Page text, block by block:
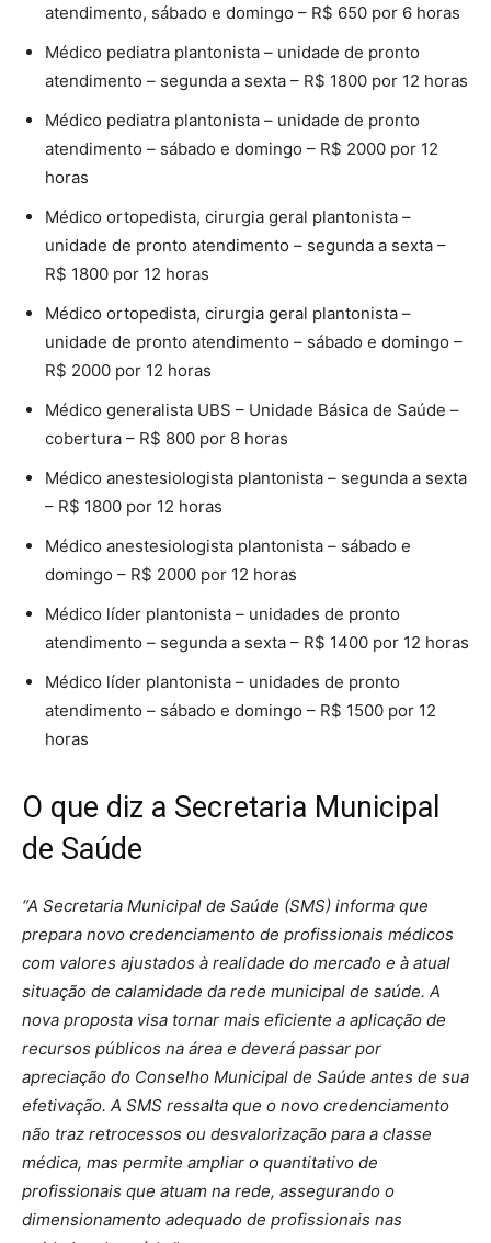
atendimento, sábado e domingo – R$ 650 por 6 horas
Médico pediatra plantonista – unidade de pronto
atendimento – segunda a sexta – R$ 1800 por 12 horas
Médico pediatra plantonista – unidade de pronto
atendimento – sábado e domingo – R$ 2000 por 12
horas
Médico ortopedista, cirurgia geral plantonista –
unidade de pronto atendimento – segunda a sexta –
R$ 1800 por 12 horas
Médico ortopedista, cirurgia geral plantonista –
unidade de pronto atendimento – sábado e domingo –
R$ 2000 por 12 horas
Médico generalista UBS – Unidade Básica de Saúde –
cobertura – R$ 800 por 8 horas
Médico anestesiologista plantonista – segunda a sexta
– R$ 1800 por 12 horas
Médico anestesiologista plantonista – sábado e
domingo – R$ 2000 por 12 horas
Médico líder plantonista – unidades de pronto
atendimento – segunda a sexta – R$ 1400 por 12 horas
Médico líder plantonista – unidades de pronto
atendimento – sábado e domingo – R$ 1500 por 12
horas
O que diz a Secretaria Municipal
de Saúde
“A Secretaria Municipal de Saúde (SMS) informa que
prepara novo credenciamento de profissionais médicos
com valores ajustados à realidade do mercado e à atual
situação de calamidade da rede municipal de saúde. A
nova proposta visa tornar mais eficiente a aplicação de
recursos públicos na área e deverá passar por
apreciação do Conselho Municipal de Saúde antes de sua
efetivação. A SMS ressalta que o novo credenciamento
não traz retrocessos ou desvalorização para a classe
médica, mas permite ampliar o quantitativo de
profissionais que atuam na rede, assegurando o
dimensionamento adequado de profissionais nas